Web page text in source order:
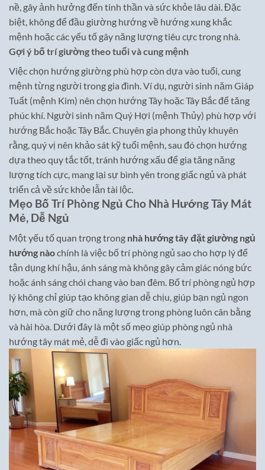
nề, gây ảnh hưởng đến tinh thần và sức khỏe lâu dài. Đặc
biệt, không để đầu giường hướng về hướng xung khắc
mệnh hoặc các yếu tố gây năng lượng tiêu cực trong nhà.
Gợi ý bố trí giường theo tuổi và cung mệnh
Việc chọn hướng giường phù hợp còn dựa vào tuổi, cung
mệnh từng người trong gia đình. Ví dụ, người sinh năm Giáp
Tuất (mệnh Kim) nên chọn hướng Tây hoặc Tây Bắc để tăng
phúc khí. Người sinh năm Quý Hợi (mệnh Thủy) phù hợp với
hướng Bắc hoặc Tây Bắc. Chuyên gia phong thủy khuyên
rằng, quý vị nên khảo sát kỹ tuổi mệnh, sau đó chọn hướng
dựa theo quy tắc tốt, tránh hướng xấu để gia tăng năng
lượng tích cực, mang lại sự bình yên trong giấc ngủ và phát
triển cả về sức khỏe lẫn tài lộc.
Mẹo Bố Trí Phòng Ngủ Cho Nhà Hướng Tây Mát
Mẻ, Dễ Ngủ
Một yếu tố quan trọng trong nhà hướng tây đặt giường ngủ
hướng nàochính là việc bố trí phòng ngủ sao cho hợp lý để
tận dụng khí hậu, ánh sáng mà không gây cảm giác nóng bức
hoặc ánh sáng chói chang vào ban đêm. Bố trí phòng ngủ hợp
lý không chỉ giúp tạo không gian dễ chịu, giúp bạn ngủ ngon
hơn, mà còn giữ cho năng lượng trong phòng luôn cân bằng
và hài hòa. Dưới đây là một số mẹo giúp phòng ngủ nhà
hướng tây mát mẻ, dễ đi vào giấc ngủ hơn.